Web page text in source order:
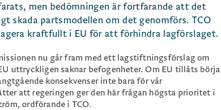
men bedömningen är fortfarande att det
skada partsmodellen om det genomförs. TCO
kraftfullt i EU för att förhindra lagförslaget.
nu går fram med ett lagstiftningsförslag om
uttryckligen saknar befogenheter. Om EU tillåts börja
konsekvenser inte bara för vår
att regeringen ger den här frågan högsta prioritet i
ordförande i TCO.